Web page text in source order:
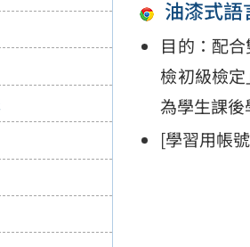
油漆式
目的：配
檢初級檢
為學生課後
[學習用帳